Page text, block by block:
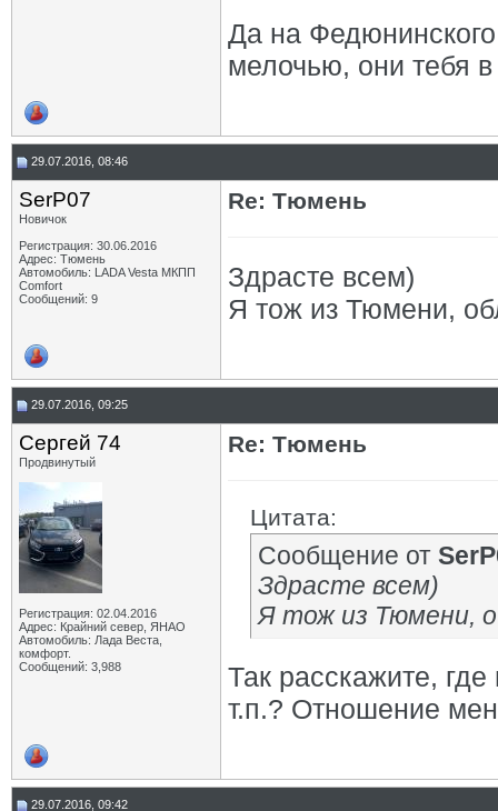
Да на
мелочью, они тебя
29.07.2016, 08:46
SerP07
Новичок
Регистрация: 30.06.2016
Адрес: Тюмень
Автомобиль: LADA Vesta МКПП
Comfort
Сообщений: 9
Re: Тюмень
Здрасте всем)
Я тож из Тюмени,
29.07.2016, 09:25
Сергей 74
Продвинутый
Регистрация: 02.04.2016
Адрес: Крайний север, ЯНАО
Автомобиль: Лада Веста,
комфорт.
Сообщений: 3,988
Re: Тюмень
Цитата:
Сообщение от
Здрасте всем)
Я тож из Тюмени,
Так расскажите,
т.п.? Отношение
29.07.2016, 09:42